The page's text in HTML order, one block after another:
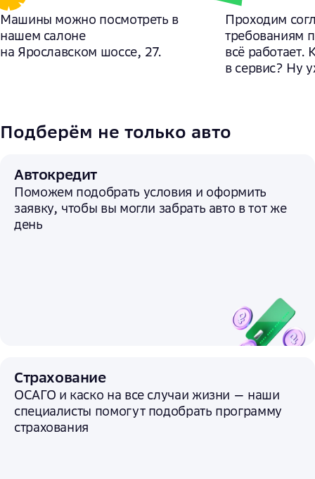
Машины можно посмотреть в
нашем салоне
на Ярославском шоссе, 27.
Проходим
требованиям
всё работает.
в сервис? Ну
Подберём не только авто
Автокредит
Поможем подобрать условия и оформить
заявку, чтобы вы могли забрать авто в тот же
день
Страхование
ОСАГО и каско на все случаи жизни — наши
специалисты помогут подобрать программу
страхования